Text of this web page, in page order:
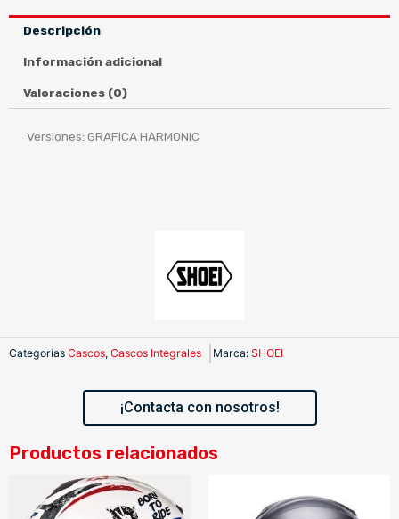
Descripción
Información adicional
Valoraciones (0)
Versiones: GRAFICA HARMONIC
Categorías Cascos, Cascos Integrales Marca: SHOEI
¡Contacta con nosotros!
Productos relacionados